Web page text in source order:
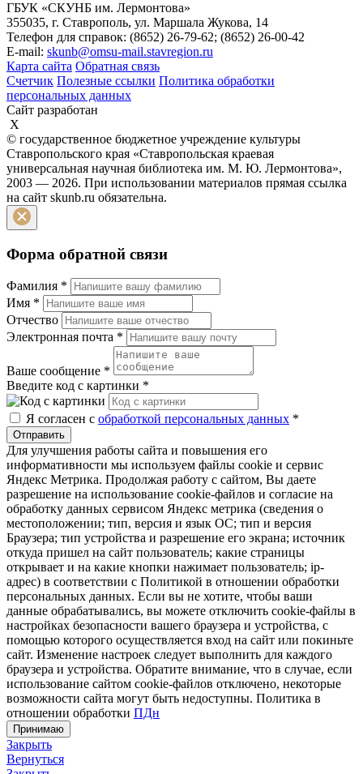
ГБУК «СКУНБ им. Лермонтова»
355035, г. Ставрополь, ул. Маршала Жукова, 14
Телефон для справок: (8652) 26-79-62; (8652) 26-00-42
E-mail: skunb@omsu-mail.stavregion.ru
Карта сайта Обратная связь
Счетчик Полезные ссылки Политика обработки
персональных данных
Сайт разработан
X
© государственное бюджетное учреждение культуры
Ставропольского края «Ставропольская краевая
универсальная научная библиотека им. М. Ю. Лермонтова»,
2003 — 2026. При использовании материалов прямая ссылка
на сайт skunb.ru обязательна.
Форма обратной связи
Фамилия *
Имя *
Отчество
Электронная почта *
Ваше сообщение *
Введите код с картинки *
Я согласен с обработкой персональных данных *
Отправить
Для улучшения работы сайта и повышения его
информативности мы используем файлы cookie и сервис
Яндекс Метрика. Продолжая работу с сайтом, Вы даете
разрешение на использование cookie-файлов и согласие на
обработку данных сервисом Яндекс метрика (сведения о
местоположении; тип, версия и язык ОС; тип и версия
Браузера; тип устройства и разрешение его экрана; источник
откуда пришел на сайт пользователь; какие страницы
открывает и на какие кнопки нажимает пользователь; ip-
адрес) в соответствии с Политикой в отношении обработки
персональных данных. Если вы не хотите, чтобы ваши
данные обрабатывались, вы можете отключить cookie-файлы в
настройках безопасности вашего браузера и устройства, с
помощью которого осуществляется вход на сайт или покиньте
сайт. Изменение настроек следует выполнить для каждого
браузера и устройства. Обратите внимание, что в случае, если
использование сайтом cookie-файлов отключено, некоторые
возможности сайта могут быть недоступны. Политика в
отношении обработки ПДн
Принимаю
Закрыть
Вернуться